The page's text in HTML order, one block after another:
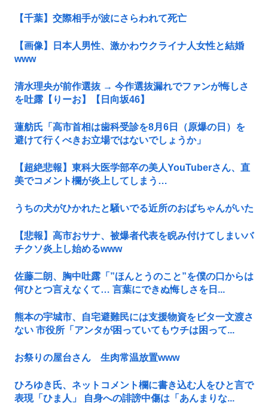
【千葉】交際相手が波にさらわれて死亡
【画像】日本人男性、激かわウクライナ人女性と結婚
www
清水理央が前作選抜 → 今作選抜漏れでファンが悔しさ
を吐露【りーお】【日向坂46】
蓮舫氏「高市首相は歯科受診を8月6日（原爆の日）を
避けて行くべきお立場ではないでしょうか」
【超絶悲報】東科大医学部卒の美人YouTuberさん、直
美でコメント欄が炎上してしまう…
うちの犬がひかれたと騒いでる近所のおばちゃんがいた
【悲報】高市おサナ、被爆者代表を睨み付けてしまいバ
チクソ炎上し始めるwww
佐藤二朗、胸中吐露「”ほんとうのこと”を僕の口からは
何ひとつ言えなくて… 言葉にできぬ悔しさを日...
熊本の宇城市、自宅避難民には支援物資をビタ一文渡さ
ない 市役所「アンタが困っていてもウチは困って...
お祭りの屋台さん 生肉常温放置www
ひろゆき氏、ネットコメント欄に書き込む人をひと言で
表現「ひま人」 自身への誹謗中傷は「あんまりな...